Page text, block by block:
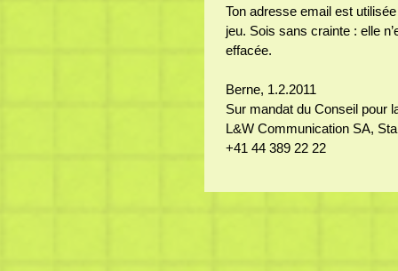
Ton adresse email est
jeu. Sois sans crainte : elle
effacée.
Berne, 1.2.2011
Sur mandat du Conseil pour
L&W Communication SA,
+41 44 389 22 22